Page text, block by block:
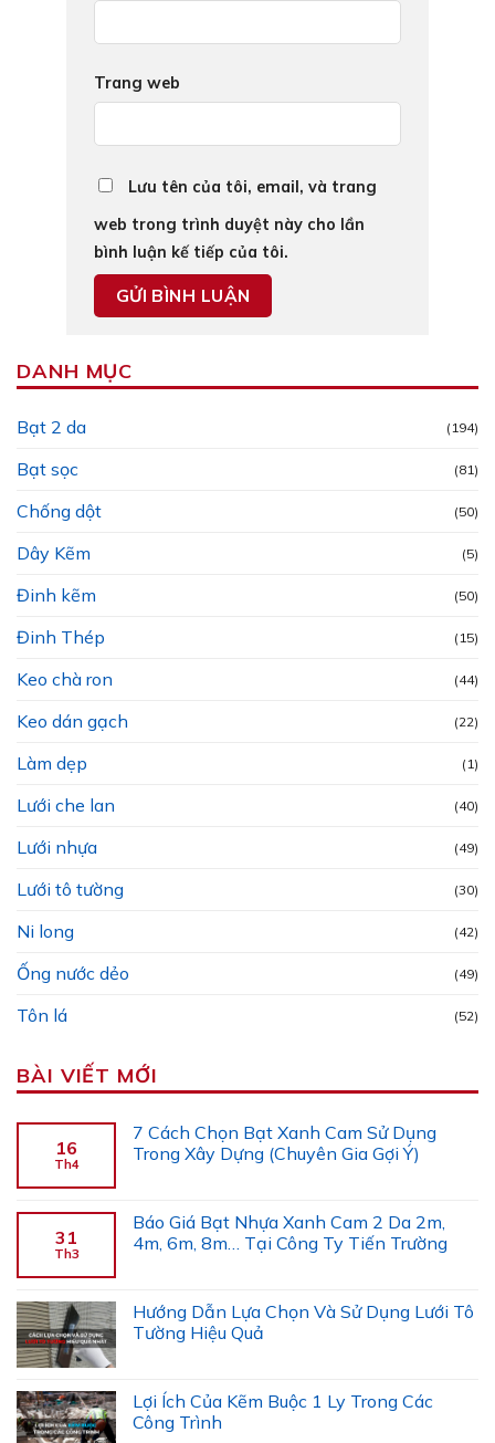
Trang web
Lưu tên của tôi, email, và trang
web trong trình duyệt này cho lần
bình luận kế tiếp của tôi.
DANH MỤC
Bạt 2 da (194)
Bạt sọc (81)
Chống dột (50)
Dây Kẽm (5)
Đinh kẽm (50)
Đinh Thép (15)
Keo chà ron (44)
Keo dán gạch (22)
Làm dẹp (1)
Lưới che lan (40)
Lưới nhựa (49)
Lưới tô tường (30)
Ni long (42)
Ống nước dẻo (49)
Tôn lá (52)
BÀI VIẾT MỚI
16
Th4
7 Cách Chọn Bạt Xanh Cam Sử Dụng
Trong Xây Dựng (Chuyên Gia Gợi Ý)
31
Th3
Báo Giá Bạt Nhựa Xanh Cam 2 Da 2m,
4m, 6m, 8m… Tại Công Ty Tiến Trường
Hướng Dẫn Lựa Chọn Và Sử Dụng Lưới Tô
Tường Hiệu Quả
Lợi Ích Của Kẽm Buộc 1 Ly Trong Các
Công Trình